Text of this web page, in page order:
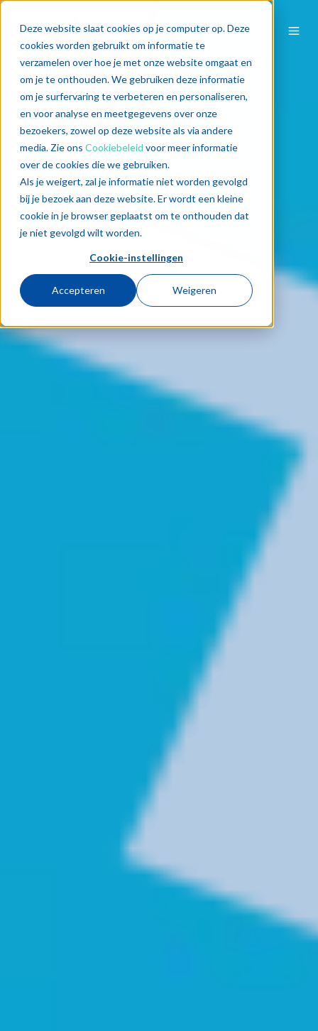
Deze website slaat cookies op je computer op. Deze
cookies worden gebruikt om informatie te
verzamelen over hoe je met onze website omgaat en
om je te onthouden. We gebruiken deze informatie
om je surfervaring te verbeteren en personaliseren,
en voor analyse en meetgegevens over onze
bezoekers, zowel op deze website als via andere
media. Zie ons Cookiebeleid voor meer informatie
over de cookies die we gebruiken.
Als je weigert, zal je informatie niet worden gevolgd
bij je bezoek aan deze website. Er wordt een kleine
cookie in je browser geplaatst om te onthouden dat
je niet gevolgd wilt worden.
Cookie-instellingen
Accepteren Weigeren